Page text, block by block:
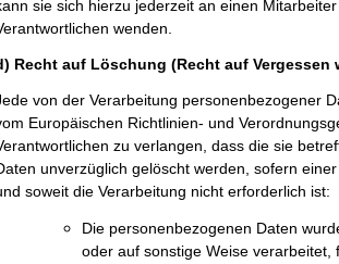
sie sich hierzu jederzeit an einen
wenden.
Recht auf Löschung (Recht auf Vergessen
von der Verarbeitung personenbezogener
Europäischen Richtlinien- und
zu verlangen, dass die sie
unverzüglich gelöscht werden, sofern
soweit die Verarbeitung nicht erforderlich ist:
Die personenbezogenen Daten
oder auf sonstige Weise verarbeitet,